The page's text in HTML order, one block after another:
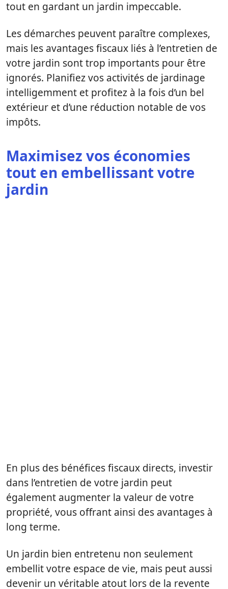
tout en gardant un jardin impeccable.
Les démarches peuvent paraître complexes,
mais les avantages fiscaux liés à l’entretien de
votre jardin sont trop importants pour être
ignorés. Planifiez vos activités de jardinage
intelligemment et profitez à la fois d’un bel
extérieur et d’une réduction notable de vos
impôts.
Maximisez vos économies
tout en embellissant votre
jardin
En plus des bénéfices fiscaux directs, investir
dans l’entretien de votre jardin peut
également augmenter la valeur de votre
propriété, vous offrant ainsi des avantages à
long terme.
Un jardin bien entretenu non seulement
embellit votre espace de vie, mais peut aussi
devenir un véritable atout lors de la revente